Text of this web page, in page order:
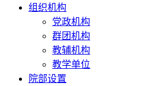
组织机构
党政机构
群团机构
教辅机构
教学单位
院部设置